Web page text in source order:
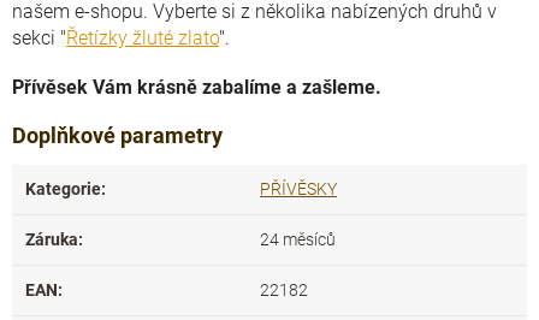
našem e-shopu. Vyberte si z několika nabízených druhů v
sekci "Řetízky žluté zlato".
Přívěsek Vám krásně zabalíme a zašleme.
Doplňkové parametry
Kategorie: PŘÍVĚSKY
Záruka: 24 měsíců
EAN: 22182